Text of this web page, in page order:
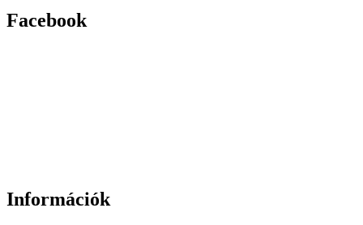
Facebook
Információk